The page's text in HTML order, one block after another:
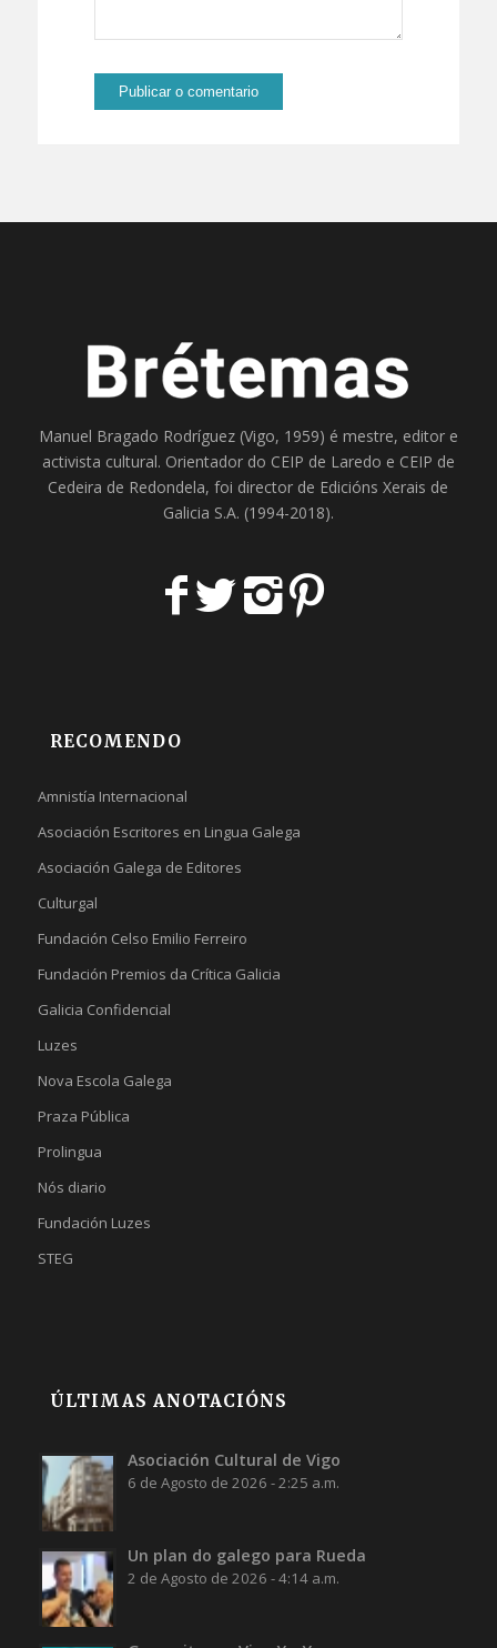
Manuel Bragado Rodríguez (Vigo, 1959) é mestre, editor e
activista cultural. Orientador do CEIP de Laredo e CEIP de
Cedeira de Redondela, foi director de Edicións Xerais de
Galicia S.A. (1994-2018).
RECOMENDO
Amnistía Internacional
Asociación Escritores en Lingua Galega
Asociación Galega de Editores
Culturgal
Fundación Celso Emilio Ferreiro
Fundación Premios da Crítica Galicia
Galicia Confidencial
Luzes
Nova Escola Galega
Praza Pública
Prolingua
Nós diario
Fundación Luzes
STEG
ÚLTIMAS ANOTACIÓNS
Asociación Cultural de Vigo
6 de Agosto de 2026 - 2:25 a.m.
Un plan do galego para Rueda
2 de Agosto de 2026 - 4:14 a.m.